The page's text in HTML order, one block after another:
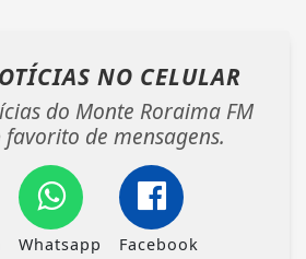
NO CELULAR
do Monte Roraima FM
de mensagens.
Whatsapp Facebook